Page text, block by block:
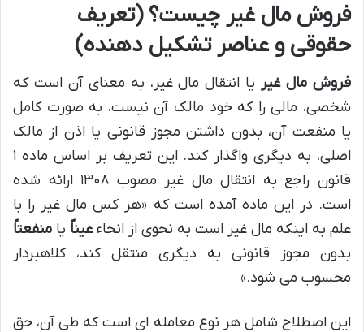
فروش مال غیر چیست؟ (تعریف
حقوقی و عناصر تشکیل دهنده)
فروش مال غیر یا انتقال مال غیر، به معنای آن است که
شخصی، مالی را که خود مالک آن نیست، به صورت کامل
یا منفعت آن، بدون داشتن مجوز قانونی یا اذن از مالک
اصلی، به دیگری واگذار کند. این تعریف بر اساس ماده ۱
قانون راجع به انتقال مال غیر مصوب ۱۳۰۸ ارائه شده
است. در این ماده آمده است که «هر کس مال غیر را با
علم به اینکه مال غیر است به نحوی از انحاءعیناً یا منفعتاً
بدون مجوز قانونی به دیگری منتقل کند، کلاهبردار
محسوب می شود.»
این اصطلاح شامل هر نوع معامله ای است که طی آن، حق